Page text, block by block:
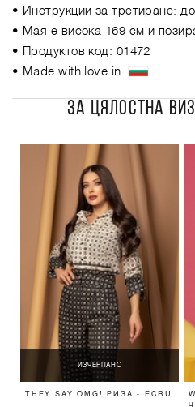
• Инструкции за третиране:
• Мая е висока 169 см и
• Продуктов код: 01472
• Made with love in
ЗА ЦЯЛОСТНА
ИЗЧЕРПАНО
THEY SAY OMG! РИЗА - ECRU